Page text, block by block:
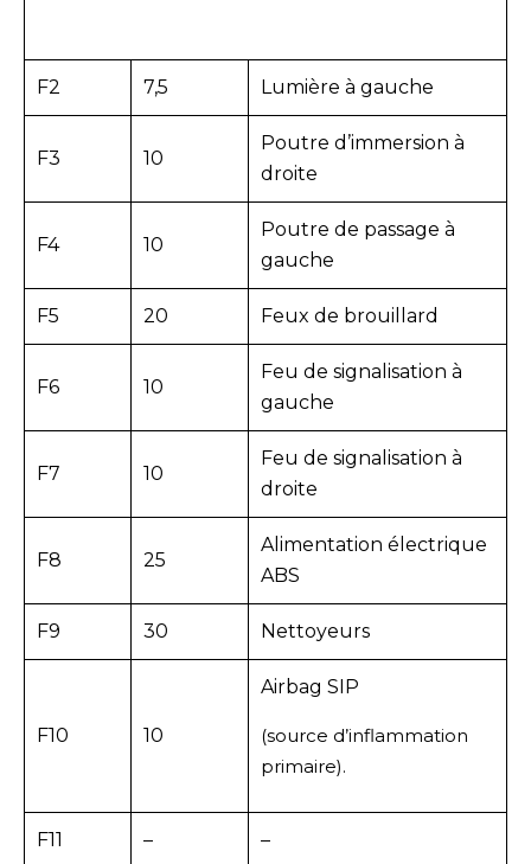
F2 7,5 Lumière à gauche
F3 10
Poutre d’immersion à
droite
F4 10
Poutre de passage à
gauche
F5 20 Feux de brouillard
F6 10
Feu de signalisation à
gauche
F7 10
Feu de signalisation à
droite
F8 25
Alimentation électrique
ABS
F9 30 Nettoyeurs
F10 10
Airbag SIP
(source d’inflammation
primaire).
F11 – –